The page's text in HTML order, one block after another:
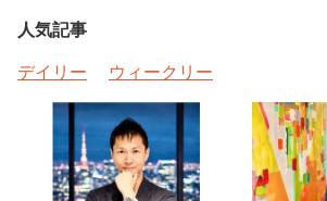
人気記事
デイリー
ウィークリー